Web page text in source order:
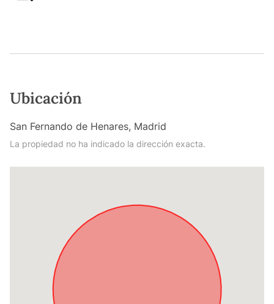
Ubicación
San Fernando de Henares, Madrid
La propiedad no ha indicado la dirección exacta.